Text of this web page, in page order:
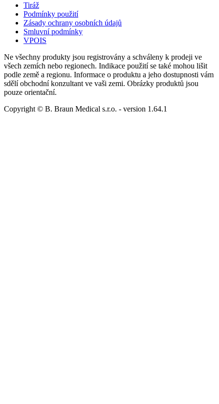
Tiráž
Podmínky použití
Zásady ochrany osobních údajů
Smluvní podmínky
VPOIS
Ne všechny produkty jsou registrovány a schváleny k prodeji ve
všech zemích nebo regionech. Indikace použití se také mohou lišit
podle země a regionu. Informace o produktu a jeho dostupnosti vám
sdělí obchodní konzultant ve vaši zemi. Obrázky produktů jsou
pouze orientační.
Copyright © B. Braun Medical s.r.o. - version 1.64.1